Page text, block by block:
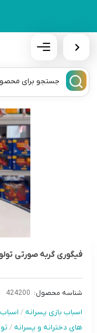
فیگوری گربه صورتی تولو
شناسه محصول: 424200
اسباب بازی پسرانه /
های دخترانه و پسرانه /